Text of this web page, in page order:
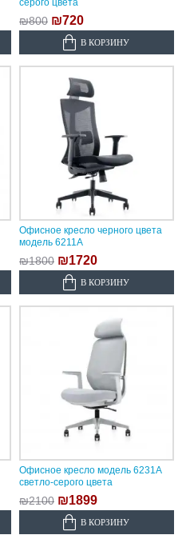
серого цвета
₪800 ₪720
В КОРЗИНУ
Офисное кресло черного цвета
модель 6211A
₪1800 ₪1720
В КОРЗИНУ
Офисное кресло модель 6231A
светло-серого цвета
₪2100 ₪1899
В КОРЗИНУ